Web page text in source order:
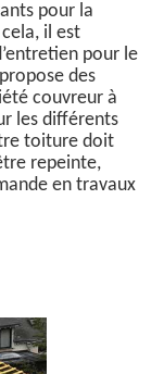
pour la
il est
pour le
des
couvreur à
les différents
toiture doit
repeinte,
en travaux